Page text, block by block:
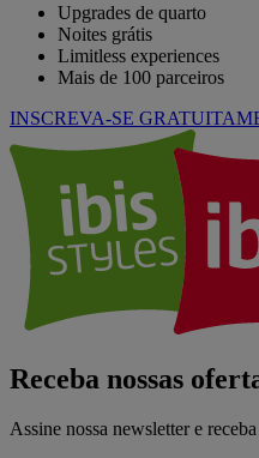
Upgrades de quarto
Noites grátis
Limitless experiences
Mais de 100 parceiros
INSCREVA-SE
Receba nossas
Assine nossa newsletter e